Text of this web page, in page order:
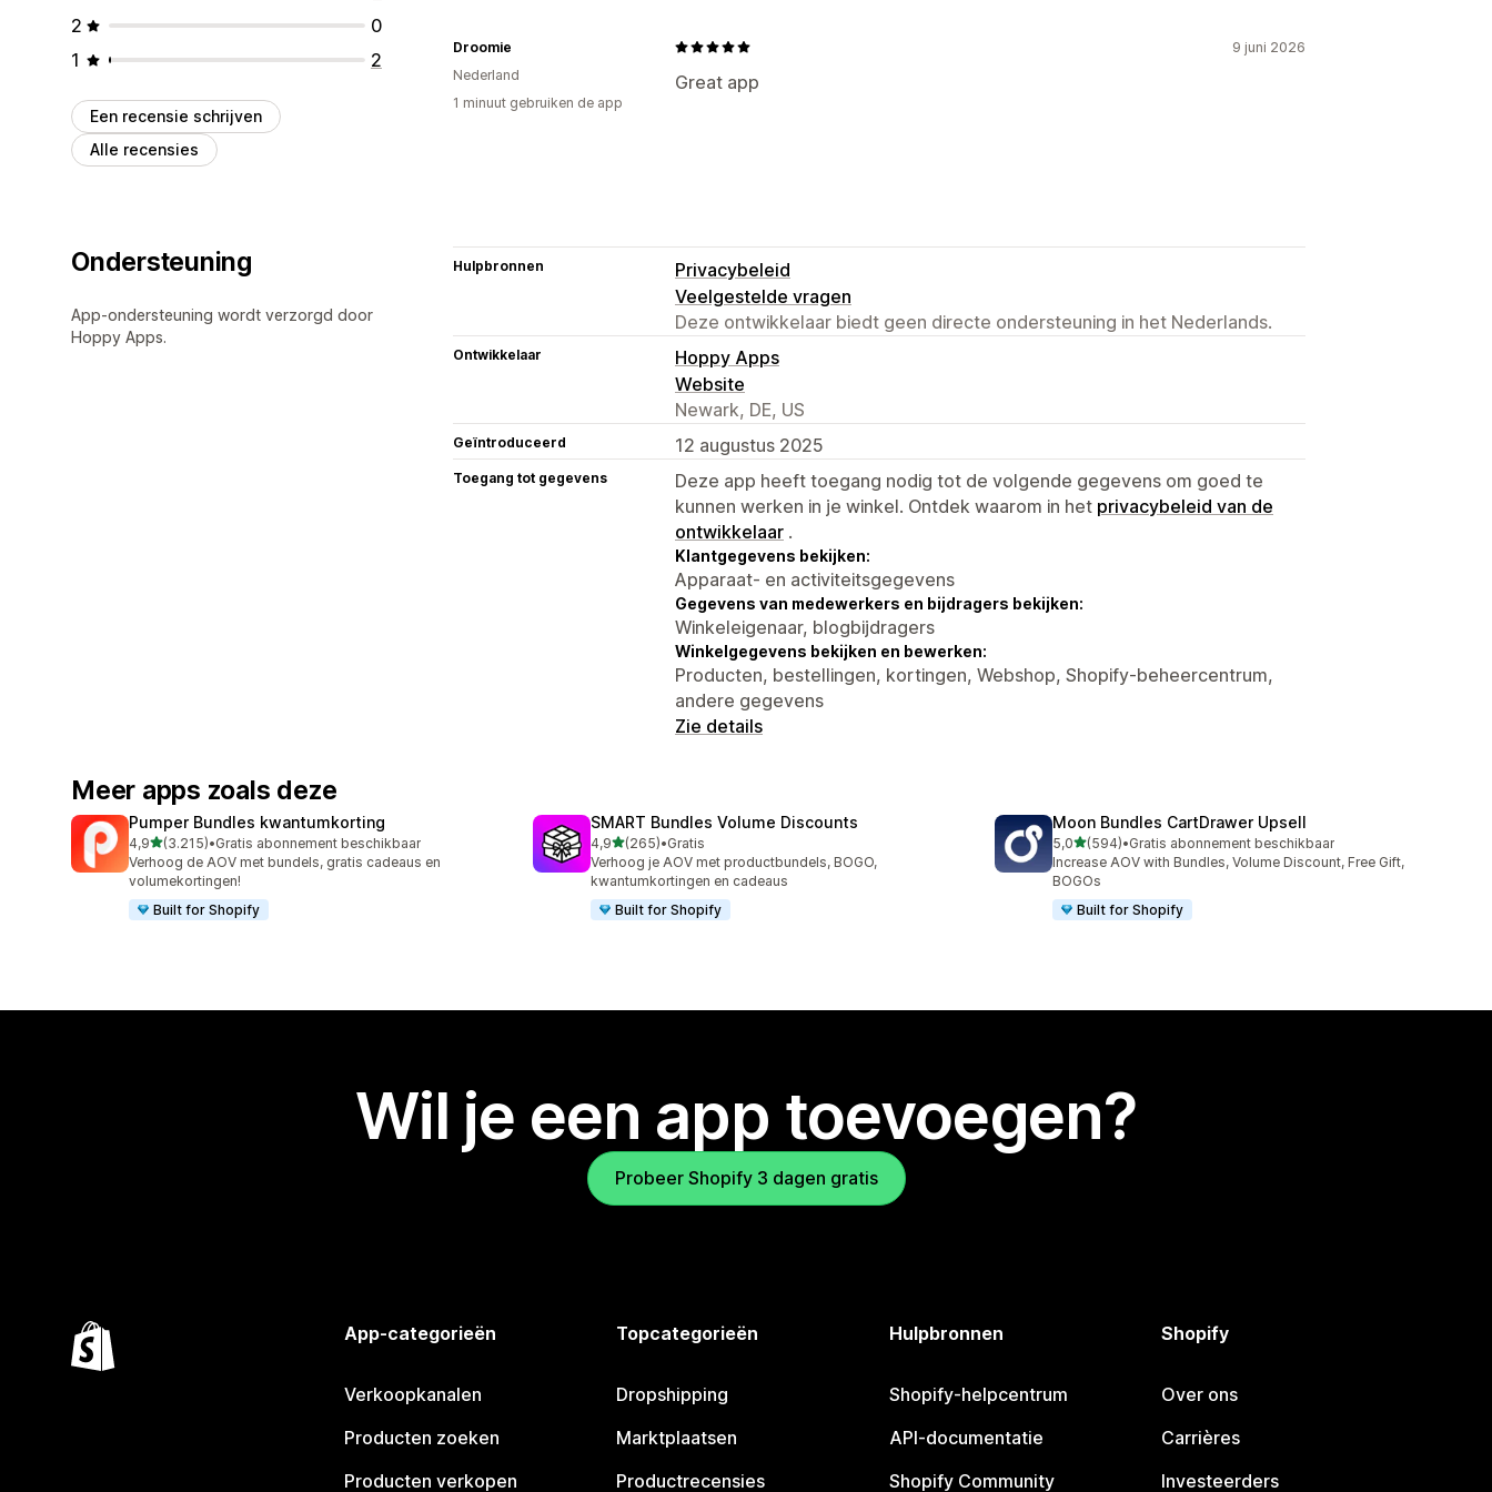
2
0
1
2
Een recensie schrijven
Alle recensies
9 juni 2026
Great app
Droomie
Nederland
1 minuut gebruiken de app
Ondersteuning
App-ondersteuning wordt verzorgd door
Hoppy Apps.
Hulpbronnen
Privacybeleid
Veelgestelde vragen
Deze ontwikkelaar biedt geen directe ondersteuning in het Nederlands.
Ontwikkelaar
Hoppy Apps
Website
Newark, DE, US
Geïntroduceerd 12 augustus 2025
Toegang tot gegevens
Deze app heeft toegang nodig tot de volgende gegevens om goed te
kunnen werken in je winkel. Ontdek waarom in het privacybeleid van de
ontwikkelaar .
Klantgegevens bekijken:
Apparaat- en activiteitsgegevens
Gegevens van medewerkers en bijdragers bekijken:
Winkeleigenaar, blogbijdragers
Winkelgegevens bekijken en bewerken:
Producten, bestellingen, kortingen, Webshop, Shopify-beheercentrum,
andere gegevens
Zie details
Meer apps zoals deze
Pumper Bundles kwantumkorting
4,9van 5 sterren
(3.215)
3215 recensies in totaal
•Gratis abonnement beschikbaar
Verhoog de AOV met bundels, gratis cadeaus en
volumekortingen!
Built for Shopify
SMART Bundles Volume Discounts
4,9van 5 sterren
(265)
265 recensies in totaal
•Gratis
Verhoog je AOV met productbundels, BOGO,
kwantumkortingen en cadeaus
Built for Shopify
Moon Bundles CartDrawer Upsell
5,0van 5 sterren
(594)
594 recensies in totaal
•Gratis abonnement beschikbaar
Increase AOV with Bundles, Volume Discount, Free Gift,
BOGOs
Built for Shopify
Wil je een app toevoegen?
Probeer Shopify 3 dagen gratis
App-categorieën
Verkoopkanalen
Producten zoeken
Producten verkopen
Topcategorieën
Dropshipping
Marktplaatsen
Productrecensies
Hulpbronnen
Shopify-helpcentrum
API-documentatie
Shopify Community
Shopify
Over ons
Carrières
Investeerders